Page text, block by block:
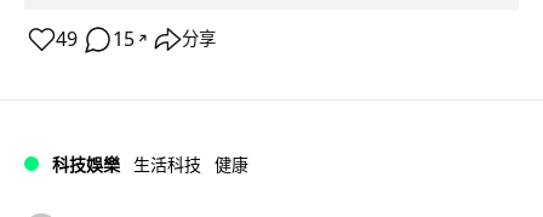
49 15 ↗ 分享
科技娛樂 生活科技 健康